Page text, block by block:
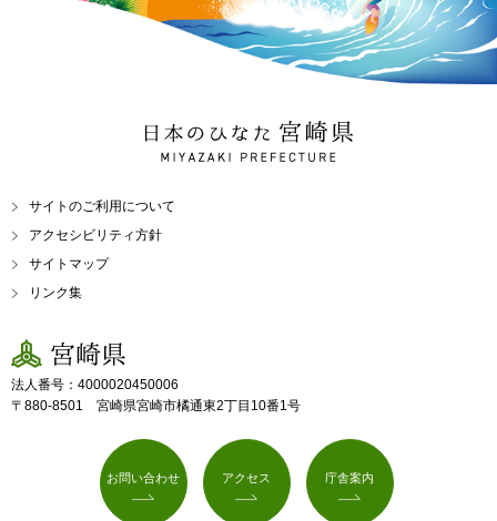
日本のひなた 宮崎県
MIYAZAKI PREFECTURE
サイトのご利用について
アクセシビリティ方針
サイトマップ
リンク集
宮崎県
法人番号：4000020450006
〒880-8501 宮崎県宮崎市橘通東2丁目10番1号
お問い合わせ アクセス 庁舎案内